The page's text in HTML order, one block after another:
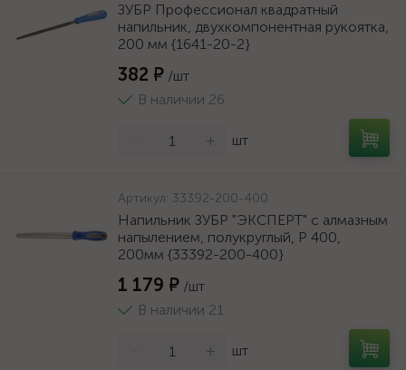
ЗУБР Профессионал квадратный
напильник, двухкомпонентная рукоятка,
200 мм {1641-20-2}
382 ₽ /шт
В наличии 26
+ шт
Артикул: 33392-200-400
Напильник ЗУБР "ЭКСПЕРТ" с алмазным
напылением, полукруглый, P 400,
200мм {33392-200-400}
1 179 ₽ /шт
В наличии 21
+ шт